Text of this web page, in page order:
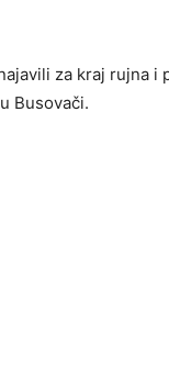
za kraj rujna i
Busovači.